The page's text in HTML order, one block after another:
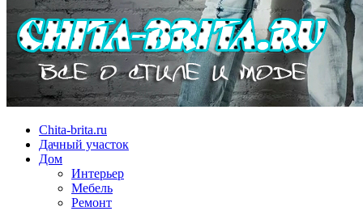
Chita-brita.ru
Дачный участок
Дом
Интерьер
Мебель
Ремонт